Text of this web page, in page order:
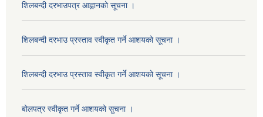
शिलबन्दी दरभाउपत्र आह्वानको सूचना ।
शिलबन्दी दरभाउ प्रस्ताव स्वीकृत गर्ने आशयको सूचना ।
शिलबन्दी दरभाउ प्रस्ताव स्वीकृत गर्ने आशयको सूचना ।
बोलपत्र स्वीकृत गर्ने आशयको सुचना ।